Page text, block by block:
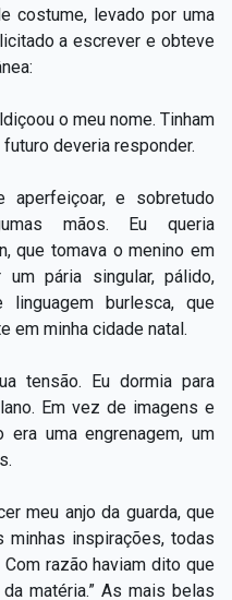
costume, levado por uma
a escrever e obteve
o meu nome. Tinham
deveria responder.
e sobretudo
mãos. Eu queria
que tomava o menino em
pária singular, pálido,
burlesca, que
em minha cidade natal.
tensão. Eu dormia para
Em vez de imagens e
era uma engrenagem, um
meu anjo da guarda, que
minhas inspirações, todas
razão haviam dito que
matéria.” As mais belas